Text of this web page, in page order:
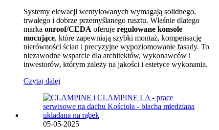
Systemy elewacji wentylowanych wymagają solidnego,
trwałego i dobrze przemyślanego rusztu. Właśnie dlatego
marka onroof/CEDA oferuje regulowane konsole
mocujące, które zapewniają szybki montaż, kompensację
nierówności ścian i precyzyjne wypoziomowanie fasady. To
niezawodne wsparcie dla architektów, wykonawców i
inwestorów, którym zależy na jakości i estetyce wykonania.
Czytaj dalej
05-05-2025